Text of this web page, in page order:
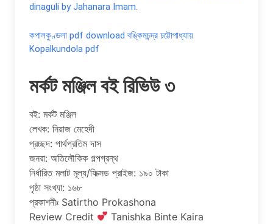
dinaguli by Jahanara Imam.
কপালকুণ্ডলা pdf download বঙ্কিমচন্দ্র চট্টোপাধ্যায়
Kopalkundola pdf
মর্কট মঞ্জিল বই রিভিউ ৩
বই: মর্কট মঞ্জিল
লেখক: নিয়াজ মেহেদী
প্রচ্ছদ: পার্থপ্রতিম দাস
জনরা: অতিলৌকিক গল্পগ্রন্থ
নির্ধারিত মলাট মূল্য/ফিক্সড প্রাইজ: ১৯০ টাকা
পৃষ্ঠা সংখ্যা: ১৬৮
প্রকাশনীঃ Satirtho Prokashona
Review Credit
Tanishka Binte Kaira